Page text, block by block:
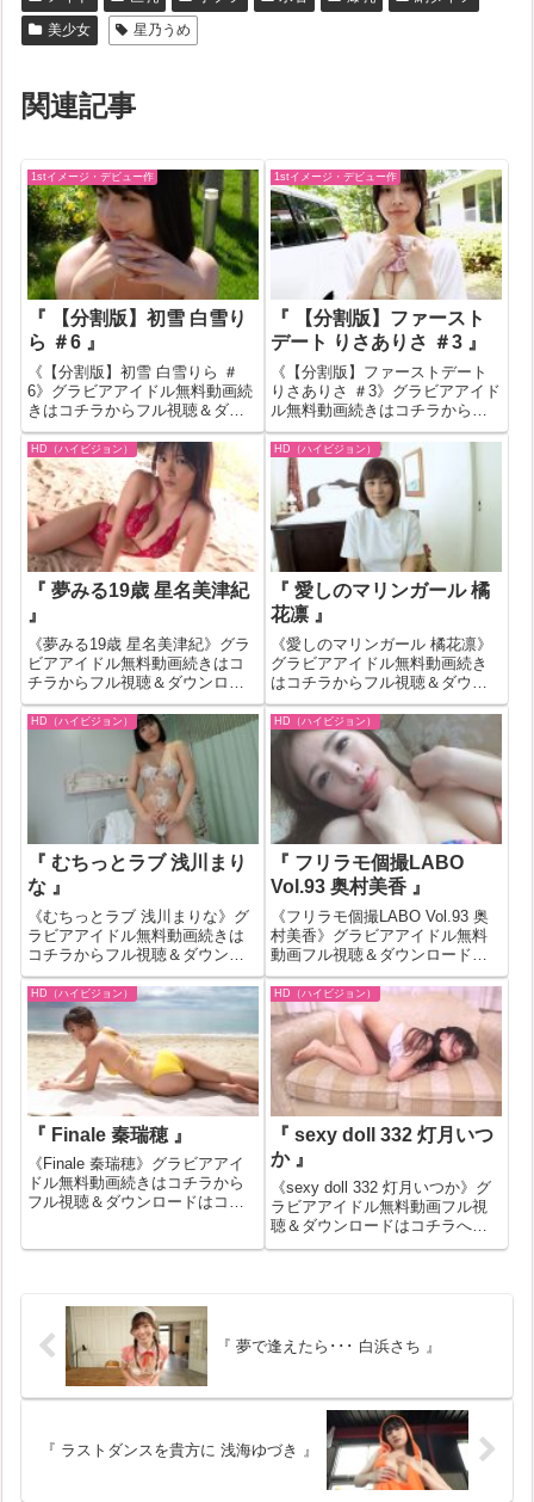
美少女
星乃うめ
関連記事
1stイメージ・デビュー作
『 【分割版】初雪 白雪り
ら ＃6 』
《【分割版】初雪 白雪りら ＃
6》グラビアアイドル無料動画続
きはコチラからフル視聴＆ダウ
ンロードはコチラへ『【分割
版】初雪 白雪りら ＃6』の作品
IDが544124のグラビアアイドル
無料動画紹介！一部作品はお試
し無料動画が見れない場合もあ
り...
1stイメージ・デビュー作
『 【分割版】ファースト
デート りさありさ ＃3 』
《【分割版】ファーストデート
りさありさ ＃3》グラビアアイド
ル無料動画続きはコチラからフ
ル視聴＆ダウンロードはコチラ
へ『【分割版】ファーストデー
ト りさありさ ＃3』の作品IDが
539185のグラビアアイドル無料
動画紹介！一部作品はお試し...
HD（ハイビジョン）
『 夢みる19歳 星名美津紀
』
《夢みる19歳 星名美津紀》グラ
ビアアイドル無料動画続きはコ
チラからフル視聴＆ダウンロー
ドはコチラへ『夢みる19歳 星名
美津紀』の作品IDが230759のグ
ラビアアイドル無料動画紹介！
一部作品はお試し無料動画が見
れない場合もあります。その
HD（ハイビジョン）
『 愛しのマリンガール 橘
花凛 』
《愛しのマリンガール 橘花凛》
グラビアアイドル無料動画続き
はコチラからフル視聴＆ダウン
ロードはコチラへ『愛しのマリ
ンガール 橘花凛』の作品IDが
239247のグラビアアイドル無料
動画紹介！一部作品はお試し無
料動画が見れない場合もありま
す。そ...
HD（ハイビジョン）
『 むちっとラブ 浅川まり
な 』
《むちっとラブ 浅川まりな》グ
ラビアアイドル無料動画続きは
コチラからフル視聴＆ダウンロ
ードはコチラへ『むちっとラブ
浅川まりな』の作品IDが414873
のグラビアアイドル無料動画紹
介！一部作品はお試し無料動画
が見れない場合もあります。そ
の場...
HD（ハイビジョン）
『 フリラモ個撮LABO
Vol.93 奥村美香 』
《フリラモ個撮LABO Vol.93 奥
村美香》グラビアアイドル無料
動画フル視聴＆ダウンロードは
コチラへ『フリラモ個撮LABO
Vol.93 奥村美香』の作品IDが
450263のグラビアアイドル無料
動画紹介！一部作品はお試し無
料動画が見れな...
HD（ハイビジョン）
『 Finale 秦瑞穂 』
《Finale 秦瑞穂》グラビアアイ
ドル無料動画続きはコチラから
フル視聴＆ダウンロードはコチ
HD（ハイビジョン）
『 sexy doll 332 灯月いつ
か 』
《sexy doll 332 灯月いつか》グ
ラビアアイドル無料動画フル視
聴＆ダウンロードはコチラへ
『sexy doll 332 灯月いつか』の
『 夢で逢えたら･･･ 白浜さち 』
『 ラストダンスを貴方に 浅海ゆづき 』